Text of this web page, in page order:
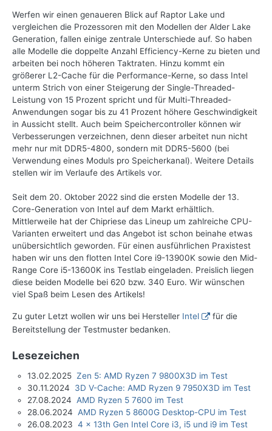
Werfen wir einen genaueren Blick auf Raptor Lake und
vergleichen die Prozessoren mit den Modellen der Alder Lake
Generation, fallen einige zentrale Unterschiede auf. So haben
alle Modelle die doppelte Anzahl Efficiency-Kerne zu bieten und
arbeiten bei noch höheren Taktraten. Hinzu kommt ein
größerer L2-Cache für die Performance-Kerne, so dass Intel
unterm Strich von einer Steigerung der Single-Threaded-
Leistung von 15 Prozent spricht und für Multi-Threaded-
Anwendungen sogar bis zu 41 Prozent höhere Geschwindigkeit
in Aussicht stellt. Auch beim Speichercontroller können wir
Verbesserungen verzeichnen, denn dieser arbeitet nun nicht
mehr nur mit DDR5-4800, sondern mit DDR5-5600 (bei
Verwendung eines Moduls pro Speicherkanal). Weitere Details
stellen wir im Verlaufe des Artikels vor.
Seit dem 20. Oktober 2022 sind die ersten Modelle der 13.
Core-Generation von Intel auf dem Markt erhältlich.
Mittlerweile hat der Chipriese das Lineup um zahlreiche CPU-
Varianten erweitert und das Angebot ist schon beinahe etwas
unübersichtlich geworden. Für einen ausführlichen Praxistest
haben wir uns den flotten Intel Core i9-13900K sowie den Mid-
Range Core i5-13600K ins Testlab eingeladen. Preislich liegen
diese beiden Modelle bei 620 bzw. 340 Euro. Wir wünschen
viel Spaß beim Lesen des Artikels!
Zu guter Letzt wollen wir uns bei Hersteller Intel
für die
Bereitstellung der Testmuster bedanken.
Lesezeichen
13.02.2025 Zen 5: AMD Ryzen 7 9800X3D im Test
30.11.2024 3D V-Cache: AMD Ryzen 9 7950X3D im Test
27.08.2024 AMD Ryzen 5 7600 im Test
28.06.2024 AMD Ryzen 5 8600G Desktop-CPU im Test
26.08.2023 4 x 13th Gen Intel Core i3, i5 und i9 im Test